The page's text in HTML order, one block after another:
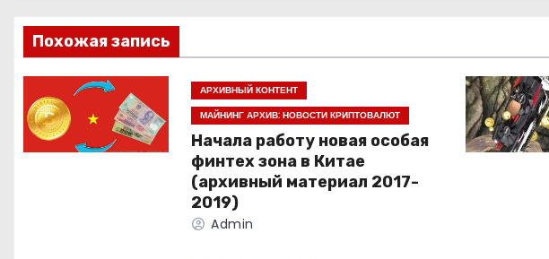
и
г
а
ц
Похожая запись
АРХИВНЫЙ КОНТЕНТ
МАЙНИНГ АРХИВ: НОВОСТИ КРИПТОВАЛЮТ
Начала работу новая особая
финтех зона в Китае
(архивный материал 2017-
2019)
Admin